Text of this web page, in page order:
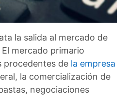
la salida al mercado de
mercado primario
procedentes de la empresa
la comercialización de
negociaciones